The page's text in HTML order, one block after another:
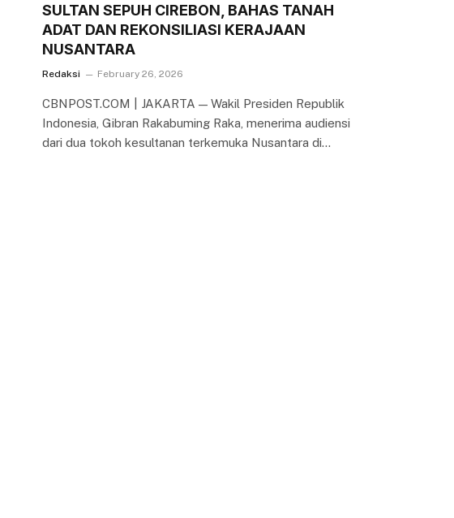
SULTAN SEPUH CIREBON, BAHAS TANAH
ADAT DAN REKONSILIASI KERAJAAN
NUSANTARA
Redaksi February 26, 2026
CBNPOST.COM | JAKARTA — Wakil Presiden Republik
Indonesia, Gibran Rakabuming Raka, menerima audiensi
dari dua tokoh kesultanan terkemuka Nusantara di…